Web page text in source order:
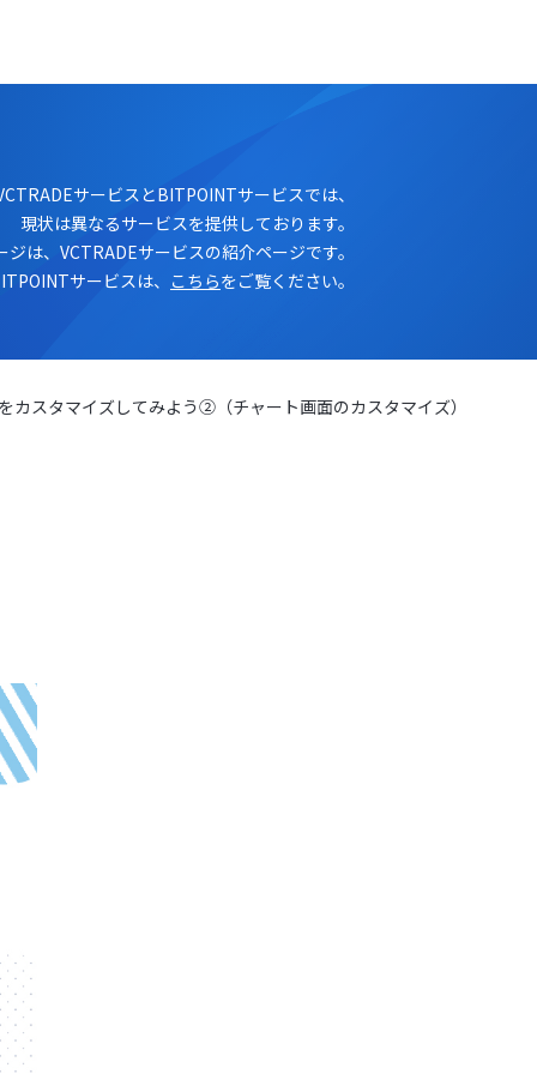
サービスとBITPOINTサービスでは、
現状は異なるサービスを提供しております。
ジは、VCTRADEサービスの紹介ページです。
サービスは、 こちらをご覧ください。
スタマイズしてみよう②（チャート画面のカスタマイズ）